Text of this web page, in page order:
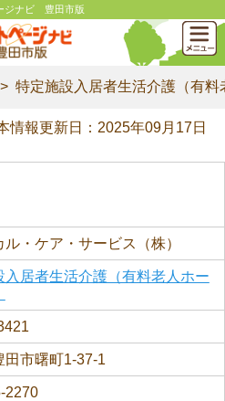
ジナビ 豊田市版
特定施設入居者生活介護（有料
情報更新日：2025年09月17日
ル・ケア・サービス（株）
入居者生活介護（有料老人ホー
田市曙町1-37-1
2270